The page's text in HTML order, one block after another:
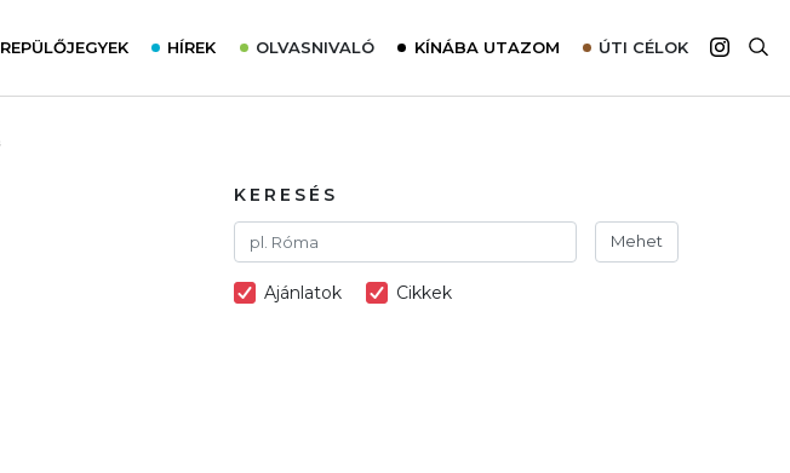
REPÜLŐJEGYEK HÍREK OLVASNIVALÓ
Interjú
Élménybeszámolók
KÍNÁBA UTAZOM ÚTI CÉLOK
Ausztrália
KERESÉS
Mehet
Ajánlatok Cikkek